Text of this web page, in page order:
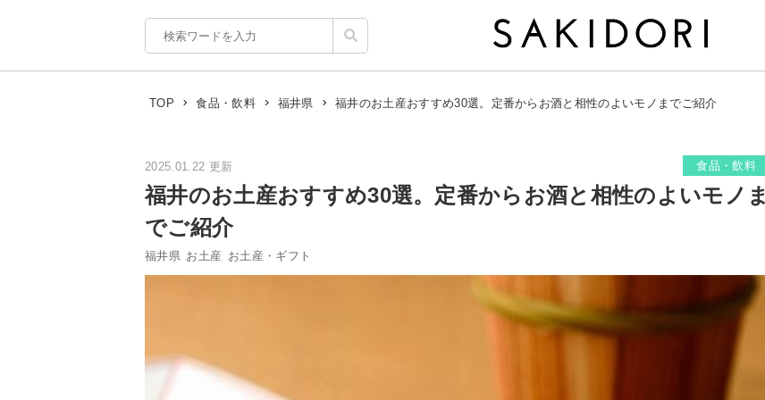
TOP 食品・飲料 福井県 福井のお土産おすすめ30選。定番からお酒と相性のよいモノまでご紹介
2025.01.22 更新 食品・飲料
福井のお土産おすすめ30選。定番からお酒と相性のよいモノま
でご紹介
福井県 お土産 お土産・ギフト